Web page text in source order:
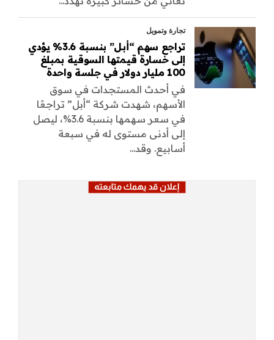
تجارة وتمويل
تراجع سهم “أبل” بنسبة 3.6% يؤدي
إلى خسارة قيمتها السوقية بمبلغ
100 مليار دولار في جلسة واحدة
في أحدث المستجدات في سوق
الأسهم، شهدت شركة “أبل” تراجعًا
في سعر سهمها بنسبة 3.6%، ليصل
إلى أدنى مستوى له في سبعة
أسابيع. وقد...